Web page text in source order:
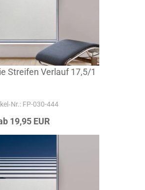
Streifen Verlauf 17,5/1
FP-030-444
19,95 EUR